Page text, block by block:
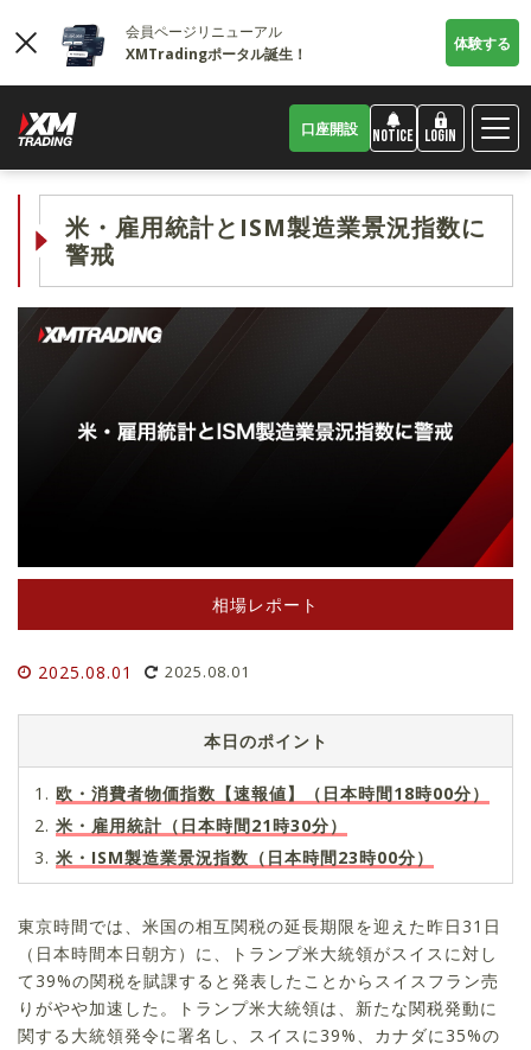
会員ページリニューアル
XMTradingポータル誕生！
体験する
口座開設 NOTICE LOGIN
米・雇用統計とISM製造業景況指数に
警戒
相場レポート
2025.08.01 2025.08.01
本日のポイント
欧・消費者物価指数【速報値】（日本時間18時00分）
米・雇用統計（日本時間21時30分）
米・ISM製造業景況指数（日本時間23時00分）
東京時間では、米国の相互関税の延長期限を迎えた昨日31日
（日本時間本日朝方）に、トランプ米大統領がスイスに対し
て39%の関税を賦課すると発表したことからスイスフラン売
りがやや加速した。トランプ米大統領は、新たな関税発動に
関する大統領発令に署名し、スイスに39%、カナダに35%の